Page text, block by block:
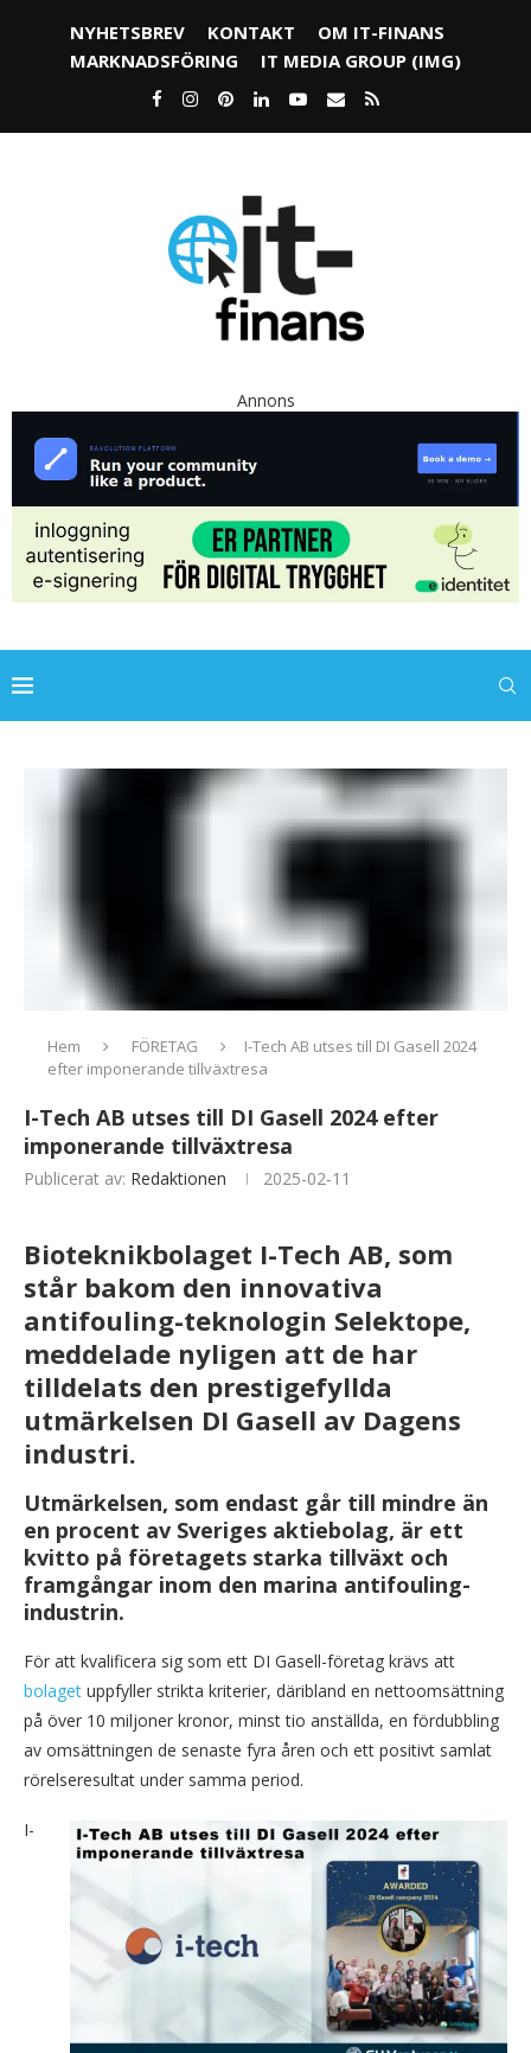
NYHETSBREV KONTAKT
OM IT-FINANS
MARKNADSFÖRING
IT MEDIA GROUP (IMG)
Annons
Hem FÖRETAG
I-Tech AB utses till DI Gasell 2024
efter imponerande tillväxtresa
I-Tech AB utses till DI Gasell 2024 efter
imponerande tillväxtresa
Publicerat av: Redaktionen 2025-02-11
Bioteknikbolaget I-Tech AB, som
står bakom den innovativa
antifouling-teknologin Selektope,
meddelade nyligen att de har
tilldelats den prestigefyllda
utmärkelsen DI Gasell av Dagens
industri.
Utmärkelsen, som endast går till mindre än
en procent av Sveriges aktiebolag, är ett
kvitto på företagets starka tillväxt och
framgångar inom den marina antifouling-
industrin.
För att kvalificera sig som ett DI Gasell-företag krävs att
bolaget uppfyller strikta kriterier, däribland en nettoomsättning
på över 10 miljoner kronor, minst tio anställda, en fördubbling
av omsättningen de senaste fyra åren och ett positivt samlat
rörelseresultat under samma period.
I-